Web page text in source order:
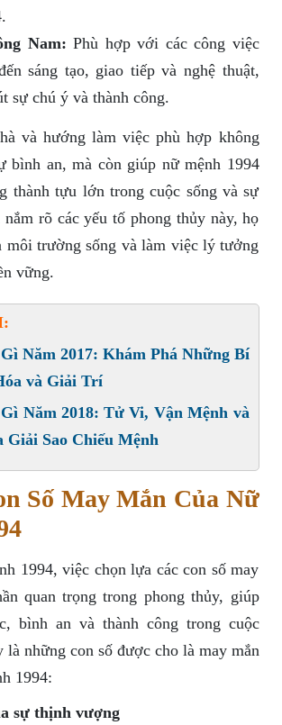
Nam: Phù hợp với các công việc
sáng tạo, giao tiếp và nghệ thuật,
sự chú ý và thành công.
và hướng làm việc phù hợp không
bình an, mà còn giúp nữ mệnh 1994
thành tựu lớn trong cuộc sống và sự
rõ các yếu tố phong thủy này, họ
môi trường sống và làm việc lý tưởng
vững.
Gì Năm 2017: Khám Phá Những Bí
và Giải Trí
Gì Năm 2018: Tử Vi, Vận Mệnh và
Giải Sao Chiếu Mệnh
Số May Mắn Của Nữ
1994, việc chọn lựa các con số may
quan trọng trong phong thủy, giúp
bình an và thành công trong cuộc
là những con số được cho là may mắn
1994:
sự thịnh vượng